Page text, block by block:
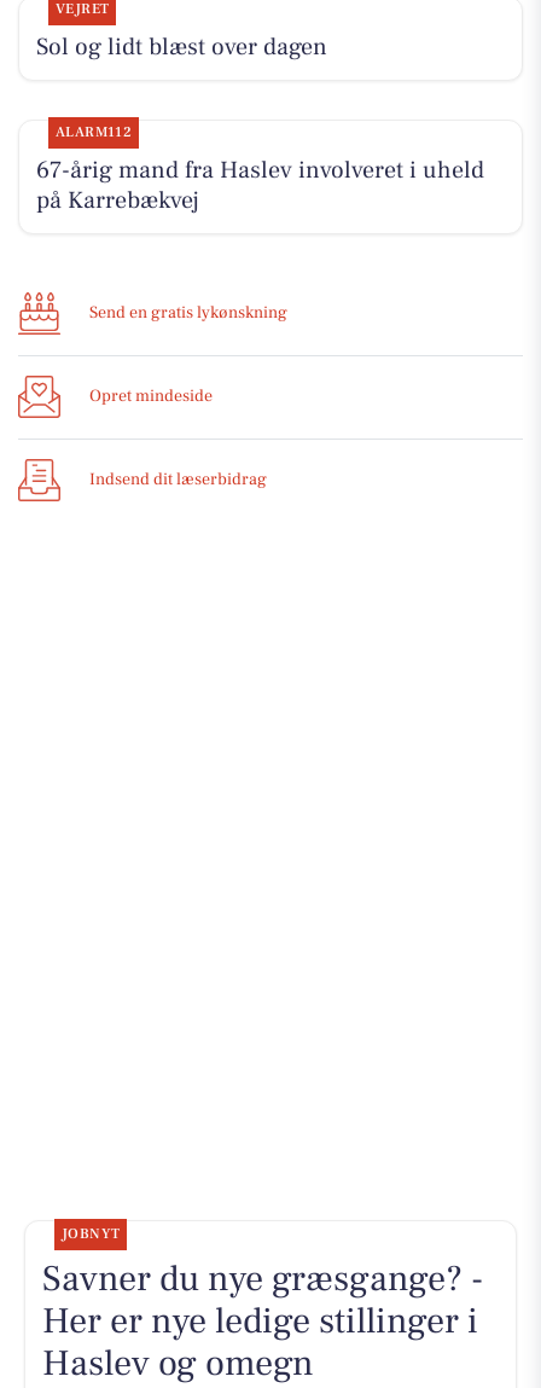
VEJRET
Sol og lidt blæst over dagen
ALARM112
67-årig mand fra Haslev involveret i uheld
på Karrebækvej
Send en gratis lykønskning
Opret mindeside
Indsend dit læserbidrag
JOBNYT
Savner du nye græsgange? -
Her er nye ledige stillinger i
Haslev og omegn